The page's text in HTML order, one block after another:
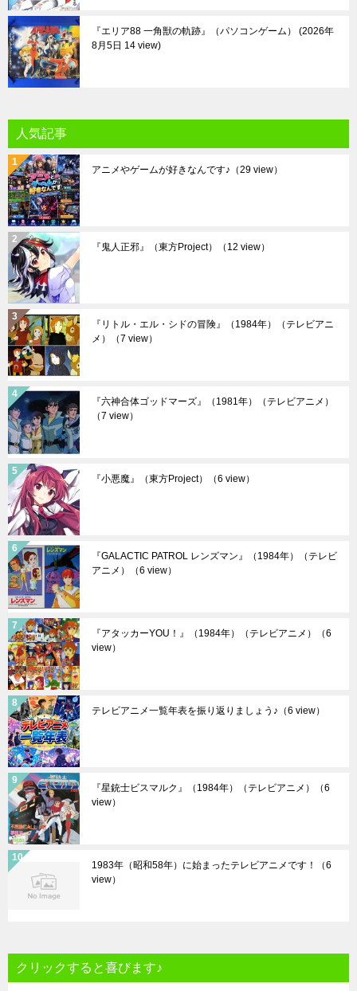
『エリア88 一角獣の軌跡』（パソコンゲーム）
2026年
8月5日 14 view
人気記事
アニメやゲームが好きなんです♪ （29 view）
『鬼人正邪』（東方Project） （12 view）
『リトル・エル・シドの冒険』（1984年）（テレビアニ
メ）
（7 view）
『六神合体ゴッドマーズ』（1981年）（テレビアニメ）
（7 view）
『小悪魔』（東方Project） （6 view）
『GALACTIC PATROL レンズマン』（1984年）（テレビ
アニメ）
（6 view）
『アタッカーYOU！』（1984年）（テレビアニメ）
（6
view）
テレビアニメ一覧年表を振り返りましょう♪ （6 view）
『星銃士ビスマルク』（1984年）（テレビアニメ）
（6
view）
1983年（昭和58年）に始まったテレビアニメです！
（6
view）
クリックすると喜びます♪